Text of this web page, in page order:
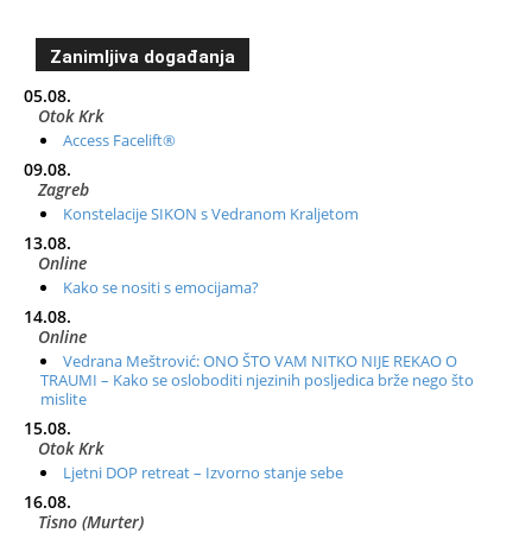
Zanimljiva događanja
05.08.
Otok Krk
Access Facelift®
09.08.
Zagreb
Konstelacije SIKON s Vedranom Kraljetom
13.08.
Online
Kako se nositi s emocijama?
14.08.
Online
Vedrana Meštrović: ONO ŠTO VAM NITKO NIJE REKAO O
TRAUMI – Kako se osloboditi njezinih posljedica brže nego što
mislite
15.08.
Otok Krk
Ljetni DOP retreat – Izvorno stanje sebe
16.08.
Tisno (Murter)